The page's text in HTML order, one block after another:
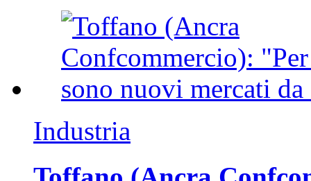
Industria